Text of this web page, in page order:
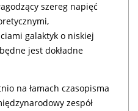
szereg napięć
galaktyk o niskiej
jest dokładne
na łamach czasopisma
zespół